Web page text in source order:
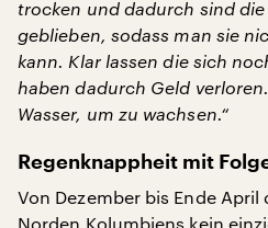
trocken und dadurch sind
geblieben, sodass man sie
kann. Klar lassen die sich
haben dadurch Geld
Wasser, um zu wachsen.“
Regenknappheit mit
Von Dezember bis Ende April
Norden Kolumbiens kein